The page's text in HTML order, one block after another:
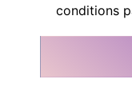
conditions